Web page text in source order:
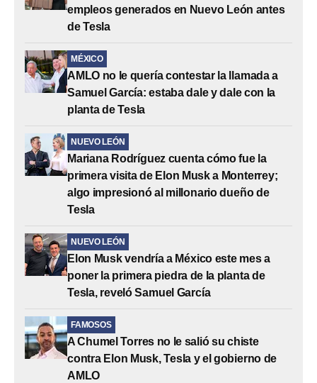
empleos generados en Nuevo León antes
de Tesla
MÉXICO
AMLO no le quería contestar la llamada a
Samuel García: estaba dale y dale con la
planta de Tesla
NUEVO LEÓN
Mariana Rodríguez cuenta cómo fue la
primera visita de Elon Musk a Monterrey;
algo impresionó al millonario dueño de
Tesla
NUEVO LEÓN
Elon Musk vendría a México este mes a
poner la primera piedra de la planta de
Tesla, reveló Samuel García
FAMOSOS
A Chumel Torres no le salió su chiste
contra Elon Musk, Tesla y el gobierno de
AMLO